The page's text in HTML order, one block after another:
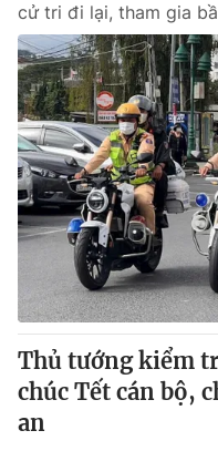
cử tri đi lại, tham gia
Thủ tướng kiểm
chúc Tết cán bộ,
an